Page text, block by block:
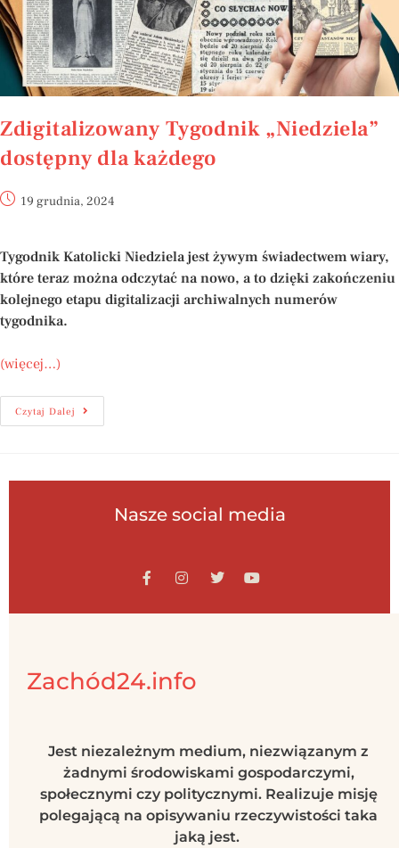
Zdigitalizowany Tygodnik „Niedziela”
dostępny dla każdego
19 grudnia, 2024
Tygodnik Katolicki Niedziela jest żywym świadectwem wiary,
które teraz można odczytać na nowo, a to dzięki zakończeniu
kolejnego etapu digitalizacji archiwalnych numerów
tygodnika.
(więcej…)
Czytaj Dalej
Nasze social media
Zachód24.info
Jest niezależnym medium, niezwiązanym z
żadnymi środowiskami gospodarczymi,
społecznymi czy politycznymi. Realizuje misję
polegającą na opisywaniu rzeczywistości taka
jaką jest.